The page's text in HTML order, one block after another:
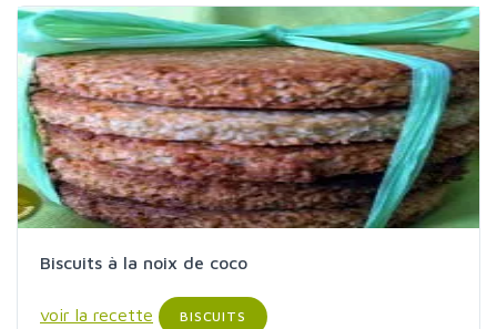
Biscuits à la noix de coco
voir la recette BISCUITS